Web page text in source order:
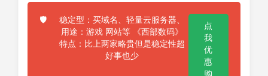
🛡️
稳定型：买域名、轻量云服务器、
用途：游戏 网站等 《西部数码》
特点：比上两家略贵但是稳定性超
好事也少
点
我
优
惠
购